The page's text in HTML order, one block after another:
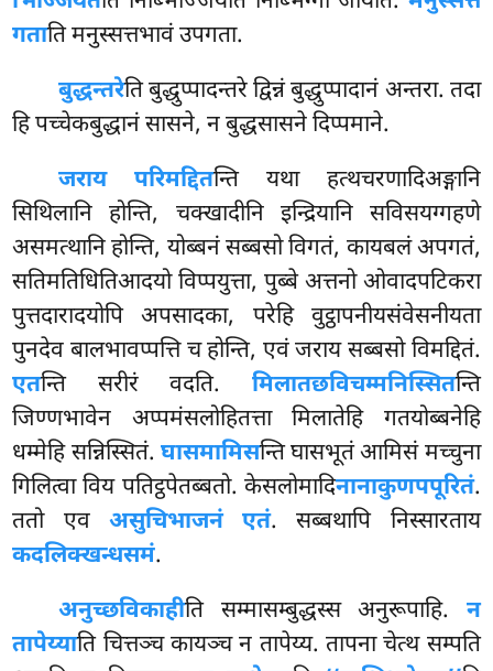
गताति मनुस्सत्तभावं उपगता.
बुद्धन्तरेति बुद्धुप्पादन्तरे द्विन्नं बुद्धुप्पादानं अन्तरा. तदा
हि पच्चेकबुद्धानं सासने, न बुद्धसासने दिप्पमाने.
जराय परिमद्दितन्ति यथा हत्थचरणादिअङ्गानि
सिथिलानि होन्ति, चक्खादीनि इन्द्रियानि सविसयग्गहणे
असमत्थानि होन्ति, योब्बनं सब्बसो विगतं, कायबलं अपगतं,
सतिमतिधितिआदयो विप्पयुत्ता, पुब्बे अत्तनो ओवादपटिकरा
पुत्तदारादयोपि अपसादका, परेहि वुट्ठापनीयसंवेसनीयता
पुनदेव बालभावप्पत्ति च होन्ति, एवं जराय सब्बसो विमद्दितं.
एतन्ति सरीरं वदति. मिलातछविचम्मनिस्सितन्ति
जिण्णभावेन अप्पमंसलोहितत्ता मिलातेहि गतयोब्बनेहि
धम्मेहि सन्निस्सितं. घासमामिसन्ति घासभूतं आमिसं मच्चुना
गिलित्वा विय पतिट्ठपेतब्बतो. केसलोमादिनानाकुणपपूरितं.
ततो एव असुचिभाजनं एतं. सब्बथापि निस्सारताय
कदलिक्खन्धसमं.
अनुच्छविकाहीति सम्मासम्बुद्धस्स अनुरूपाहि. न
तापेय्याति चित्तञ्च कायञ्च न तापेय्य. तापना चेत्थ सम्पति